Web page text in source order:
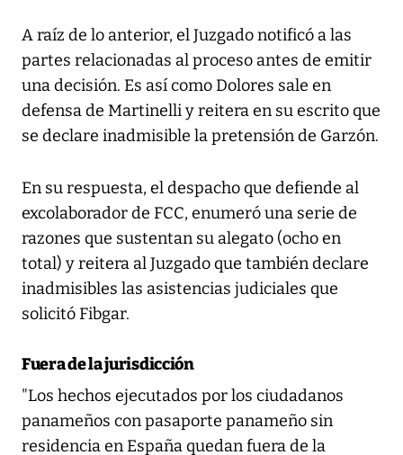
A raíz de lo anterior, el Juzgado notificó a las
partes relacionadas al proceso antes de emitir
una decisión. Es así como Dolores sale en
defensa de Martinelli y reitera en su escrito que
se declare inadmisible la pretensión de Garzón.
En su respuesta, el despacho que defiende al
excolaborador de FCC, enumeró una serie de
razones que sustentan su alegato (ocho en
total) y reitera al Juzgado que también declare
inadmisibles las asistencias judiciales que
solicitó Fibgar.
Fuera de la jurisdicción
"Los hechos ejecutados por los ciudadanos
panameños con pasaporte panameño sin
residencia en España quedan fuera de la